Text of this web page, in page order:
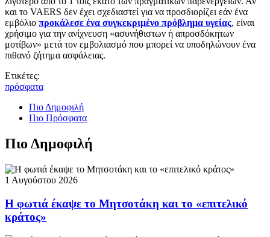
και το VAERS δεν έχει σχεδιαστεί για να προσδιορίζει εάν ένα
εμβόλιο προκάλεσε ένα συγκεκριμένο πρόβλημα υγείας, είναι
χρήσιμο για την ανίχνευση «ασυνήθιστων ή απροσδόκητων
μοτίβων» μετά τον εμβολιασμό που μπορεί να υποδηλώνουν ένα
πιθανό ζήτημα ασφάλειας.
Ετικέτες:
πρόσφατα
Πιο Δημοφιλή
Πιο Πρόσφατα
Πιο Δημοφιλή
1 Αυγούστου 2026
Η φωτιά έκαψε το Μητσοτάκη και το «επιτελικό
κράτος»